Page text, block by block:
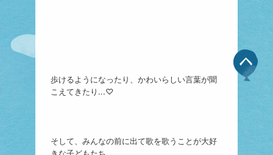
歩けるようになったり、かわいらしい言葉が聞
こえてきたり...♡
そして、みんなの前に出て歌を歌うことが大好